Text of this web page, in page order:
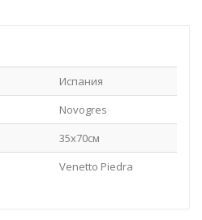
Испания
Novogres
35x70см
Venetto Piedra